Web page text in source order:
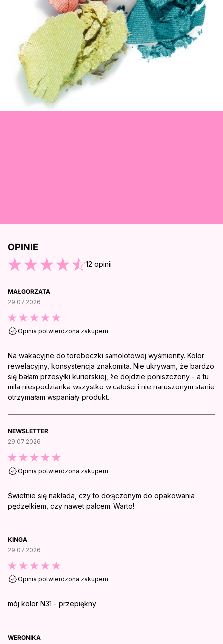
KOŃCA OPINII
OPINIE
12 opinii
MAŁGORZATA
29.07.2026
Opinia potwierdzona zakupem
Na wakacyjne do torebeczki samolotowej wyśmienity. Kolor
rewelacyjny, konsystencja znakomita. Nie ukrywam, że bardzo
się bałam przesyłki kurierskiej, że dojdzie poniszczony - a tu
mila niespodzianka wszystko w całości i nie naruszonym stanie
otrzymałam wspaniały produkt.
NEWSLETTER
29.07.2026
Opinia potwierdzona zakupem
Świetnie się nakłada, czy to dołączonym do opakowania
pędzelkiem, czy nawet palcem. Warto!
KINGA
29.07.2026
Opinia potwierdzona zakupem
mój kolor N31 - przepiękny
WERONIKA